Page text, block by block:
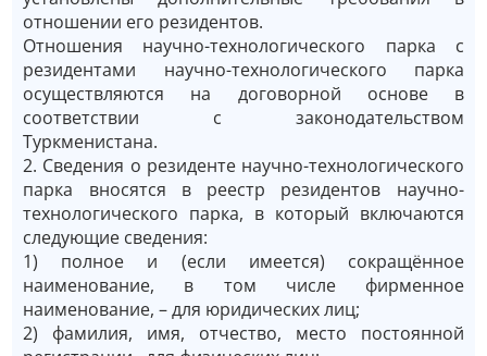
отношении его резидентов.
Отношения научно-технологического парка с
резидентами научно-технологического парка
осуществляются на договорной основе в
соответствии с законодательством
Туркменистана.
2. Сведения о резиденте научно-технологического
парка вносятся в реестр резидентов научно-
технологического парка, в который включаются
следующие сведения:
1) полное и (если имеется) сокращённое
наименование, в том числе фирменное
наименование, – для юридических лиц;
2) фамилия, имя, отчество, место постоянной